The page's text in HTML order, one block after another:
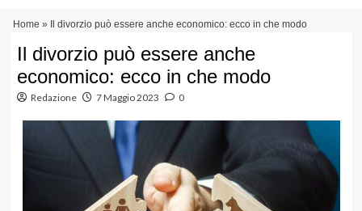
contenuto
Home » Il divorzio può essere anche economico: ecco in che modo
Il divorzio può essere anche
economico: ecco in che modo
Redazione 7 Maggio 2023 0